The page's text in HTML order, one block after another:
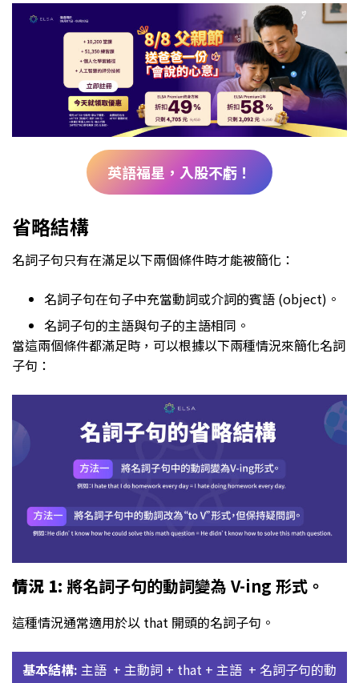
英語福星，入股不虧！
省略結構
名詞子句只有在滿足以下兩個條件時才能被簡化：
名詞子句在句子中充當動詞或介詞的賓語 (object)。
名詞子句的主語與句子的主語相同。
當這兩個條件都滿足時，可以根據以下兩種情況來簡化名詞
子句：
情況 1: 將名詞子句的動詞變為 V-ing 形式。
這種情況通常適用於以 that 開頭的名詞子句。
基本結構: 主語 + 主動詞 + that + 主語 + 名詞子句的動